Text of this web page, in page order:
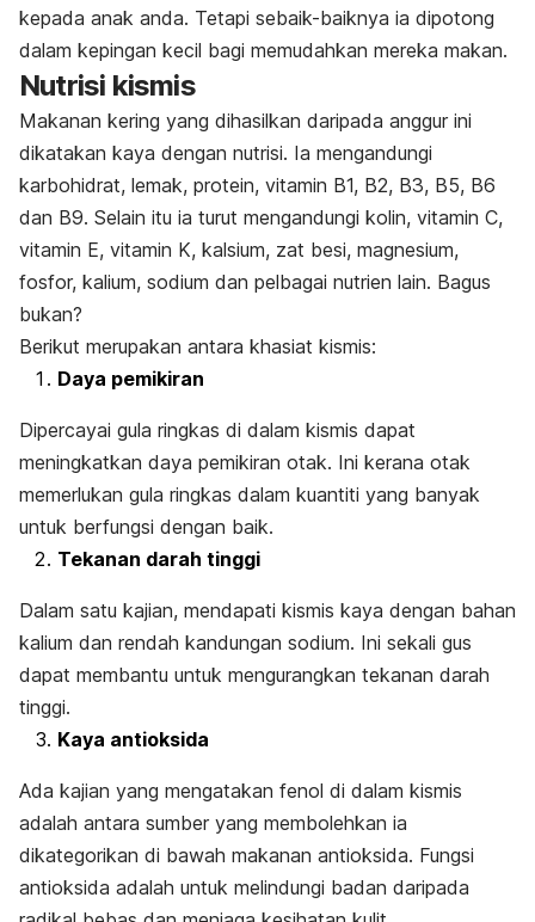
kepada anak anda. Tetapi sebaik-baiknya ia dipotong
dalam kepingan kecil bagi memudahkan mereka makan.
Nutrisi kismis
Makanan kering yang dihasilkan daripada anggur ini
dikatakan kaya dengan nutrisi. Ia mengandungi
karbohidrat, lemak, protein, vitamin B1, B2, B3, B5, B6
dan B9. Selain itu ia turut mengandungi kolin, vitamin C,
vitamin E, vitamin K, kalsium, zat besi, magnesium,
fosfor, kalium, sodium dan pelbagai nutrien lain. Bagus
bukan?
Berikut merupakan antara khasiat kismis:
Daya pemikiran
Dipercayai gula ringkas di dalam kismis dapat
meningkatkan daya pemikiran otak. Ini kerana otak
memerlukan gula ringkas dalam kuantiti yang banyak
untuk berfungsi dengan baik.
Tekanan darah tinggi
Dalam satu kajian, mendapati kismis kaya dengan bahan
kalium dan rendah kandungan sodium. Ini sekali gus
dapat membantu untuk mengurangkan tekanan darah
tinggi.
Kaya antioksida
Ada kajian yang mengatakan fenol di dalam kismis
adalah antara sumber yang membolehkan ia
dikategorikan di bawah makanan antioksida. Fungsi
antioksida adalah untuk melindungi badan daripada